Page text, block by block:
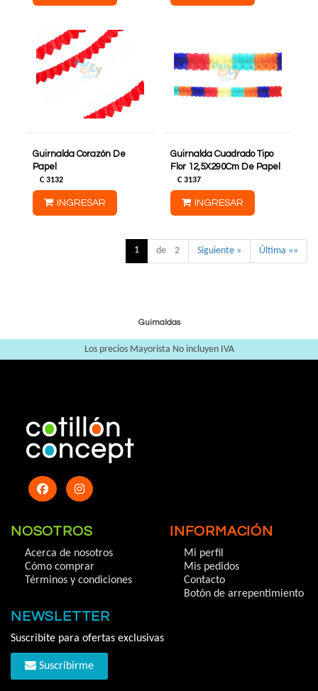
Guirnalda Corazón De
Papel
C 3132
INGRESAR
Guirnalda Cuadrado Tipo
Flor 12,5X290Cm De Papel
C 3137
INGRESAR
1 de 2 Siguiente » Última »»
Guirnaldas
Los precios Mayorista No incluyen IVA
NOSOTROS
Acerca de nosotros
Cómo comprar
Términos y condiciones
INFORMACIÓN
Mi perfil
Mis pedidos
Contacto
Botón de arrepentimiento
NEWSLETTER
Suscribite para ofertas exclusivas
Suscribirme